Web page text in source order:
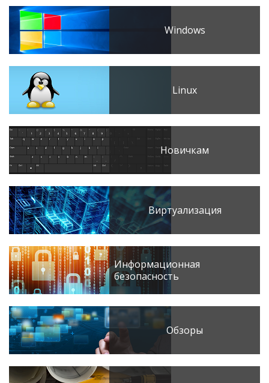
Windows
Linux
Новичкам
Виртуализация
Информационная
безопасность
Обзоры